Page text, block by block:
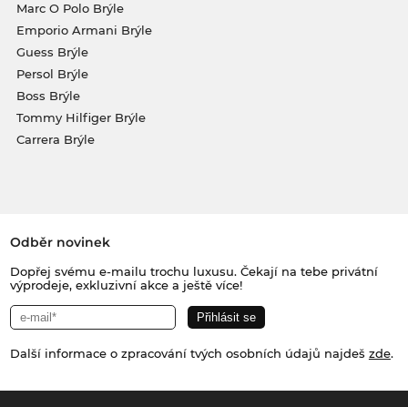
Marc O Polo Brýle
Emporio Armani Brýle
Guess Brýle
Persol Brýle
Boss Brýle
Tommy Hilfiger Brýle
Carrera Brýle
Odběr novinek
Dopřej svému e-mailu trochu luxusu. Čekají na tebe privátní
výprodeje, exkluzivní akce a ještě více!
Další informace o zpracování tvých osobních údajů najdeš zde.